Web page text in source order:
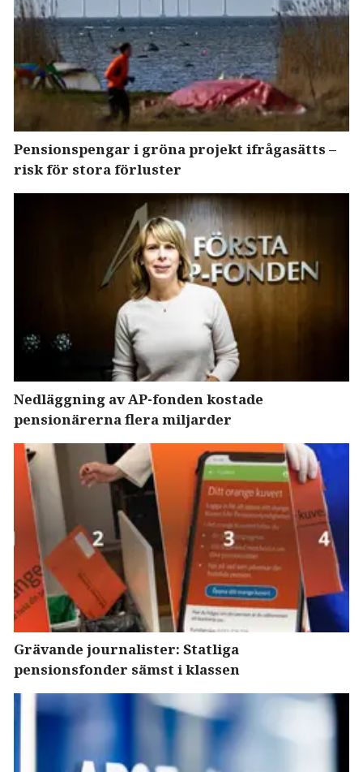
Pensionspengar i gröna projekt ifrågasätts –
risk för stora förluster
Nedläggning av AP-fonden kostade
pensionärerna flera miljarder
Grävande journalister: Statliga
pensionsfonder sämst i klassen